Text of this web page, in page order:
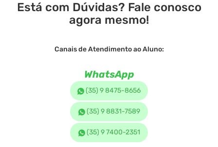
Está com Dúvidas? Fale conosco
agora mesmo!
Canais de Atendimento ao Aluno:
WhatsApp
(35) 9 8475-8656
(35) 9 8831-7589
(35) 9 7400-2351